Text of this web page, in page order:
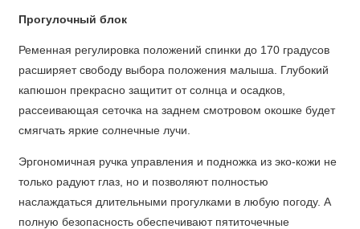
Прогулочный блок
Ременная регулировка положений спинки до 170 градусов
расширяет свободу выбора положения малыша. Глубокий
капюшон прекрасно защитит от солнца и осадков,
рассеивающая сеточка на заднем смотровом окошке будет
смягчать яркие солнечные лучи.
Эргономичная ручка управления и подножка из эко-кожи не
только радуют глаз, но и позволяют полностью
наслаждаться длительными прогулками в любую погоду. А
полную безопасность обеспечивают пятиточечные